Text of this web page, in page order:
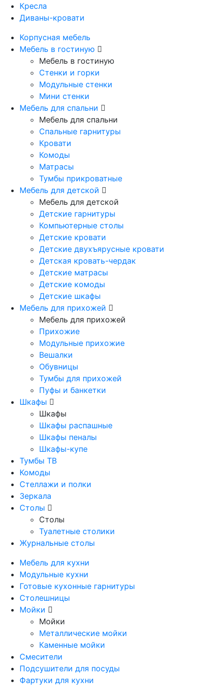
Кресла
Диваны-кровати
Корпусная мебель
Мебель в гостиную
Мебель в гостиную
Стенки и горки
Модульные стенки
Мини стенки
Мебель для спальни
Мебель для спальни
Спальные гарнитуры
Кровати
Комоды
Матрасы
Тумбы прикроватные
Мебель для детской
Мебель для детской
Детские гарнитуры
Компьютерные столы
Детские кровати
Детские двухъярусные кровати
Детская кровать-чердак
Детские матрасы
Детские комоды
Детские шкафы
Мебель для прихожей
Мебель для прихожей
Прихожие
Модульные прихожие
Вешалки
Обувницы
Тумбы для прихожей
Пуфы и банкетки
Шкафы
Шкафы
Шкафы распашные
Шкафы пеналы
Шкафы-купе
Тумбы ТВ
Комоды
Стеллажи и полки
Зеркала
Столы
Столы
Туалетные столики
Журнальные столы
Мебель для кухни
Модульные кухни
Готовые кухонные гарнитуры
Столешницы
Мойки
Мойки
Металлические мойки
Каменные мойки
Смесители
Подсушители для посуды
Фартуки для кухни